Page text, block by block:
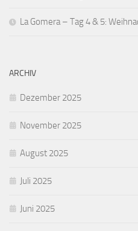
La Gomera – Tag 4 & 5:
ARCHIV
Dezember 2025
November 2025
August 2025
Juli 2025
Juni 2025